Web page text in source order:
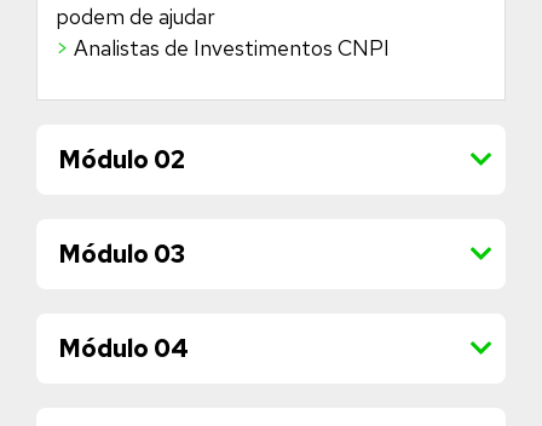
podem de ajudar
> Analistas de Investimentos CNPI
Módulo 02
Módulo 03
Módulo 04